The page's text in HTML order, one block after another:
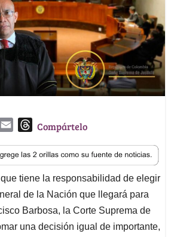
a
i
l
T
r
e
a
d
s
Compártelo
tiene la responsabilidad de elegir
de la Nación que llegará para
Barbosa, la Corte Suprema de
una decisión igual de importante,